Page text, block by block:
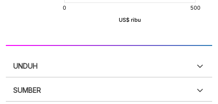
UNDUH
SUMBER